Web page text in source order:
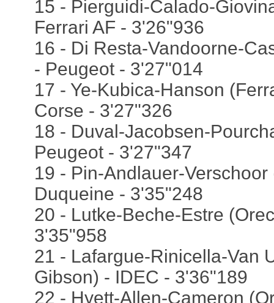
15 - Pierguidi-Calado-
Ferrari AF - 3'26"936
16 - Di Resta-Vandoorne-
- Peugeot - 3'27"014
17 - Ye-Kubica-Hanson
Corse - 3'27"326
18 - Duval-Jacobsen-
Peugeot - 3'27"347
19 - Pin-Andlauer-
Duqueine - 3'35"248
20 - Lutke-Beche-Estre
3'35"958
21 - Lafargue-Rinicella-Van
Gibson) - IDEC - 3'36"189
22 - Hyett-Allen-Cameron